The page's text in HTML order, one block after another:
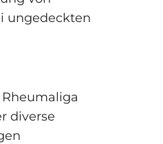
ungedeckten
diverse